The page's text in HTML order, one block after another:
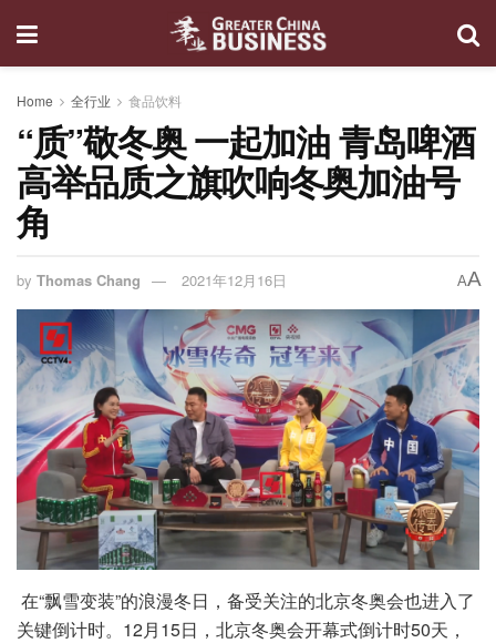
Home 全行业 食品饮料
“质”敬冬奥 一起加油 青岛啤酒
高举品质之旗吹响冬奥加油号
角
by Thomas Chang 2021年12月16日 AA
在“飘雪变装”的浪漫冬日，备受关注的北京冬奥会也进入了
关键倒计时。12月15日，北京冬奥会开幕式倒计时50天，